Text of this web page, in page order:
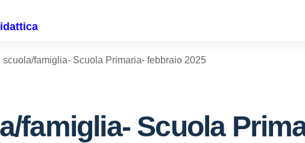
famiglia- Scuola Primaria- febbraio 2025
famiglia- Scuola